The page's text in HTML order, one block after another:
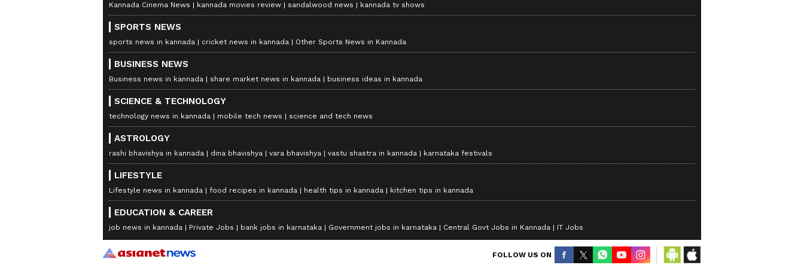
Kannada Cinema News kannada movies review sandalwood news kannada tv shows
SPORTS NEWS
sports news in kannada cricket news in kannada Other Sports News in Kannada
BUSINESS NEWS
Business news in kannada share market news in kannada business ideas in kannada
SCIENCE & TECHNOLOGY
technology news in kannada mobile tech news science and tech news
ASTROLOGY
rashi bhavishya in kannada dina bhavishya vara bhavishya vastu shastra in kannada karnataka festivals
LIFESTYLE
Lifestyle news in kannada food recipes in kannada health tips in kannada kitchen tips in kannada
EDUCATION & CAREER
job news in kannada Private Jobs bank jobs in karnataka Government jobs in karnataka Central Govt Jobs in Kannada IT Jobs
FOLLOW US ON